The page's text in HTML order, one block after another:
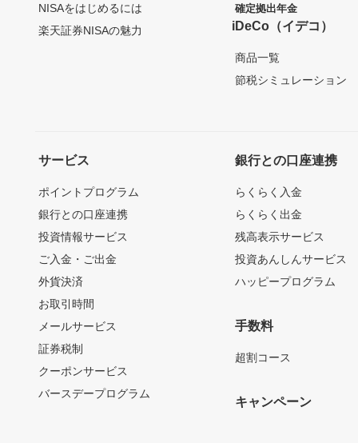
NISAをはじめるには
楽天証券NISAの魅力
確定拠出年金
iDeCo（イデコ）
商品一覧
節税シミュレーション
サービス
ポイントプログラム
銀行との口座連携
投資情報サービス
ご入金・ご出金
外貨決済
お取引時間
メールサービス
証券税制
クーポンサービス
バースデープログラム
銀行との口座連携
らくらく入金
らくらく出金
残高表示サービス
投資あんしんサービス
ハッピープログラム
手数料
超割コース
キャンペーン